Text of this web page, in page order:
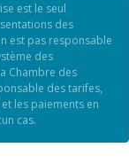
est le seul
des
est pas responsable
des
Chambre des
des tarifes,
les paiements en
cas.